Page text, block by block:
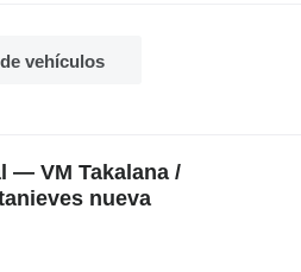
vehículos
— VM Takalana /
nueva